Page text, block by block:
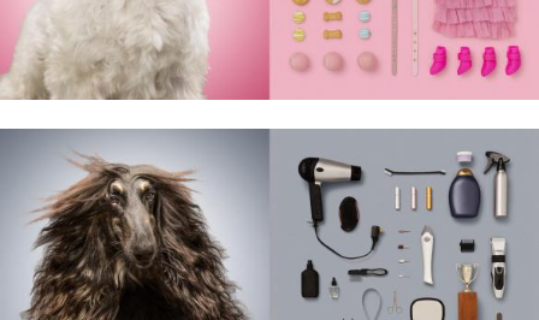
LABEL 78 –
„Sztuka
zatrzymywania
Niezapomniane
podróże,